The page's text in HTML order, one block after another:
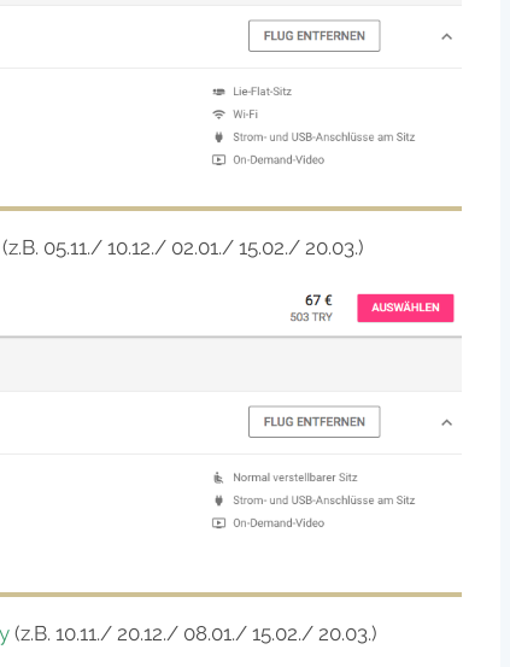
05.11./ 10.12./ 02.01./ 15.02./ 20.03.)
(z.B. 10.11./ 20.12./ 08.01./ 15.02./ 20.03.)